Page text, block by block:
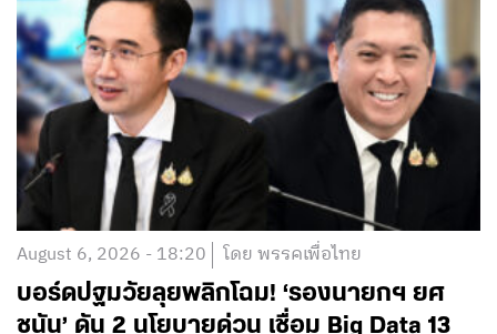
August 6, 2026 - 18:20 โดย พรรคเพื่อไทย
บอร์ดปฐมวัยลุยพลิกโฉม! ‘รองนายกฯ ยศ
ชนัน’ ดัน 2 นโยบายด่วน เชื่อม Big Data 13